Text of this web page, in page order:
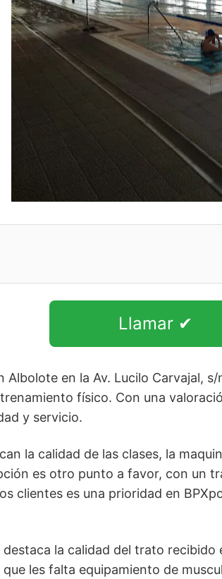
Llamar ✔
Albolote en la Av. Lucilo Carvajal,
físico. Con una
y servicio.
la calidad de las clases, la
es otro punto a favor, con un
clientes es una prioridad en
la calidad del trato
les falta equipamiento de